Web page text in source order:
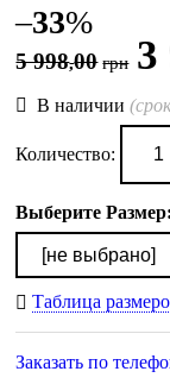
–33%
5 998,00 грн 3
В наличии
Количество:
Выберите Размер:
Таблица
Заказать по